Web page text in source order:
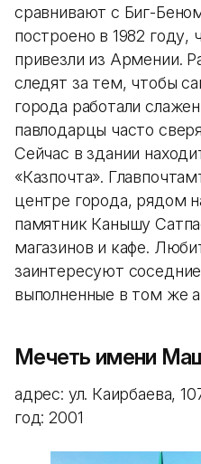
сравнивают с Биг-
построено в 1982 году,
привезли из Армении.
следят за тем, чтобы
города работали
павлодарцы часто
Сейчас в здании
«Казпочта».
центре города, рядом
памятник Канышу
магазинов и кафе.
заинтересуют
выполненные в том же
Мечеть имени
адрес: ул. Каирбаева,
год: 2001